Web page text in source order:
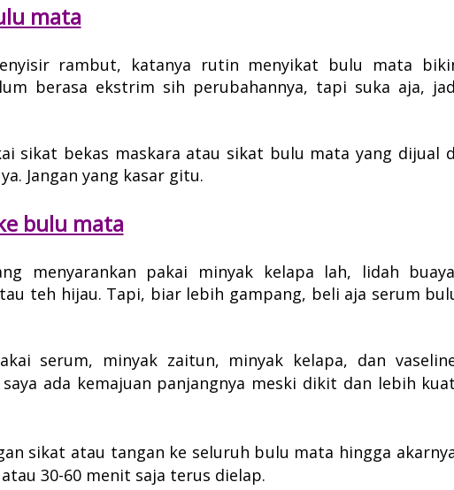
mata
rambut, katanya rutin menyikat bulu mata
berasa ekstrim sih perubahannya, tapi suka aja,
sikat bekas maskara atau sikat bulu mata yang dijual
Jangan yang kasar gitu.
bulu mata
menyarankan pakai minyak kelapa lah, lidah
teh hijau. Tapi, biar lebih gampang, beli aja serum
serum, minyak zaitun, minyak kelapa, dan
ada kemajuan panjangnya meski dikit dan lebih
sikat atau tangan ke seluruh bulu mata hingga
30-60 menit saja terus dielap.